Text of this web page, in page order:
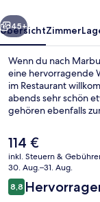
Weiter
45+
ÜbersichtZimmer
Wenn du nach
eine hervorragende
im Restaurant
abends sehr schön
gehören ebenfalls
Der
aktuelle
Preis
beträgt
114 €.
114 €
inkl. Steuern &
30. Aug.–31. Aug.
Bewertungen
8,88,8 von 10.